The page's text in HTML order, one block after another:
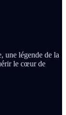
une légende de la
le cœur de